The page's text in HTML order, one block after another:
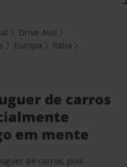
Drive Avis
Europa
Itália
de carros
em mente
de carros, pois